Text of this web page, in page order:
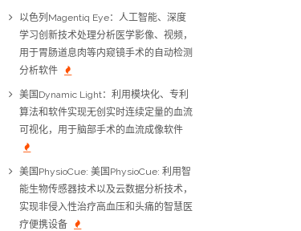
以色列Magentiq Eye：人工智能、深度
学习创新技术处理分析医学影像、视频，
用于胃肠道息肉等内窥镜手术的自动检测
分析软件
美国Dynamic Light：利用模块化、专利
算法和软件实现无创实时连续定量的血流
可视化，用于脑部手术的血流成像软件
美国PhysioCue: 美国PhysioCue: 利用智
能生物传感器技术以及云数据分析技术，
实现非侵入性治疗高血压和头痛的智慧医
疗便携设备